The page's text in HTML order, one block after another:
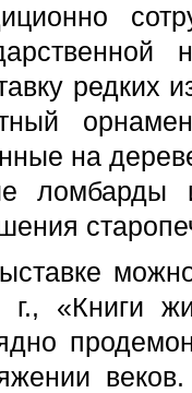
редких
на
г., «Книги